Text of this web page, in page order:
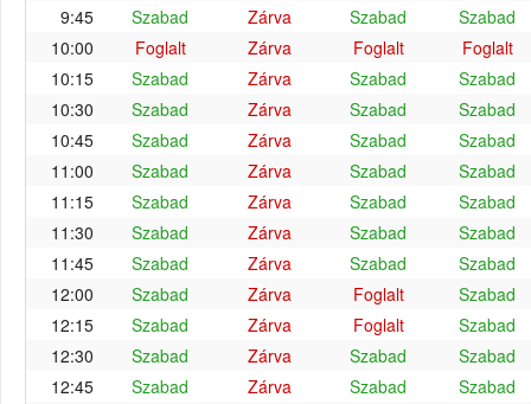
9:45
Szabad Zárva Szabad
Szabad
10:00
Foglalt Zárva Foglalt
Foglalt
10:15
Szabad Zárva Szabad
Szabad
10:30
Szabad Zárva Szabad
Szabad
10:45
Szabad Zárva Szabad
Szabad
11:00
Szabad Zárva Szabad
Szabad
11:15
Szabad Zárva Szabad
Szabad
11:30
Szabad Zárva Szabad
Szabad
11:45
Szabad Zárva Szabad
Szabad
12:00
Szabad Zárva Foglalt
Szabad
12:15
Szabad Zárva Foglalt
Szabad
12:30
Szabad Zárva Szabad
Szabad
12:45
Szabad Zárva Szabad
Szabad